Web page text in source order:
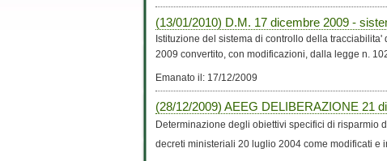
(13/01/2010) D.M. 17 dicembre 2009 -
Istituzione del sistema di controllo della
2009 convertito, con modificazioni, dalla legge n.
Emanato il: 17/12/2009
(28/12/2009) AEEG DELIBERAZIONE 21
Determinazione degli obiettivi specifici di risparmio
decreti ministeriali 20 luglio 2004 come modificati e